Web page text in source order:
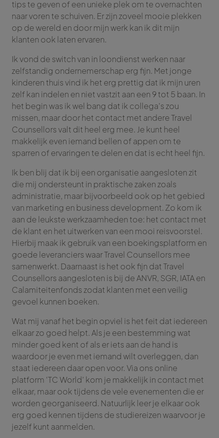
tips te geven of een unieke plek om te overnachten
naar voren te schuiven. Er zijn zoveel mooie plekken
op de wereld en door mijn werk kan ik dit mijn
klanten ook laten ervaren.
Ik vond de switch van in loondienst werken naar
zelfstandig ondernemerschap erg fijn. Met jonge
kinderen thuis vind ik het erg prettig dat ik mijn uren
zelf kan indelen en niet vastzit aan een 9 tot 5 baan. In
het begin was ik wel bang dat ik collega’s zou
missen, maar door het contact met andere Travel
Counsellors valt dit heel erg mee. Je kunt heel
makkelijk even iemand bellen of appen om te
sparren of ervaringen te delen en dat is echt heel fijn.
Ik ben blij dat ik bij een organisatie aangesloten zit
die mij ondersteunt in praktische zaken zoals
administratie, maar bijvoorbeeld ook op het gebied
van marketing en business development. Zo kom ik
aan de leukste werkzaamheden toe: het contact met
de klant en het uitwerken van een mooi reisvoorstel.
Hierbij maak ik gebruik van een boekingsplatform en
goede leveranciers waar Travel Counsellors mee
samenwerkt. Daarnaast is het ook fijn dat Travel
Counsellors aangesloten is bij de ANVR, SGR, IATA en
Calamiteitenfonds zodat klanten met een veilig
gevoel kunnen boeken.
Wat mij vanaf het begin opviel is het feit dat iedereen
elkaar zo goed helpt. Als je een bestemming wat
minder goed kent of als er iets aan de hand is
waardoor je even met iemand wilt overleggen, dan
staat iedereen daar open voor. Via ons online
platform ‘TC World’ kom je makkelijk in contact met
elkaar, maar ook tijdens de vele evenementen die er
worden georganiseerd. Natuurlijk leer je elkaar ook
erg goed kennen tijdens de studiereizen waarvoor je
jezelf kunt aanmelden.